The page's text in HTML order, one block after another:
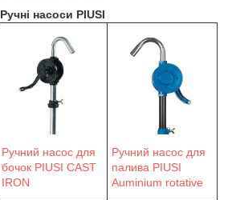
Ручні насоси PIUSI
Ручний насос для
бочок PIUSI CAST
IRON
Ручний насос для
палива PIUSI
Auminium rotative